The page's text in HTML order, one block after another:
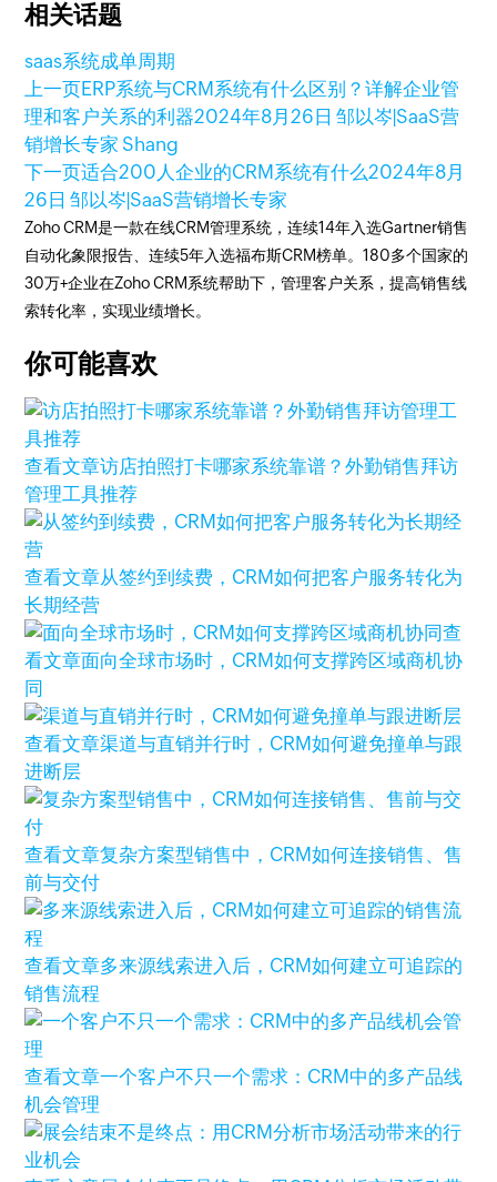
相关话题
saas系统成单周期
上一页ERP系统与CRM系统有什么区别？详解企业管
理和客户关系的利器2024年8月26日 邹以岑|SaaS营
销增长专家 Shang
下一页适合200人企业的CRM系统有什么2024年8月
26日 邹以岑|SaaS营销增长专家
Zoho CRM是一款在线CRM管理系统，连续14年入选Gartner销售
自动化象限报告、连续5年入选福布斯CRM榜单。180多个国家的
30万+企业在Zoho CRM系统帮助下，管理客户关系，提高销售线
索转化率，实现业绩增长。
你可能喜欢
查看文章访店拍照打卡哪家系统靠谱？外勤销售拜访
管理工具推荐
查看文章从签约到续费，CRM如何把客户服务转化为
长期经营
查
看文章面向全球市场时，CRM如何支撑跨区域商机协
同
查看文章渠道与直销并行时，CRM如何避免撞单与跟
进断层
查看文章复杂方案型销售中，CRM如何连接销售、售
前与交付
查看文章多来源线索进入后，CRM如何建立可追踪的
销售流程
查看文章一个客户不只一个需求：CRM中的多产品线
机会管理